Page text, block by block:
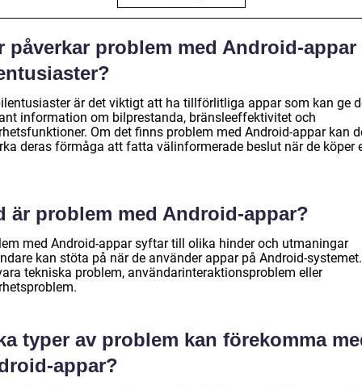
påverkar problem med Android-appar
är det viktigt att ha tillförlitliga appar som kan ge
information om bilprestanda, bränsleeffektivitet och
Om det finns problem med Android-appar kan
deras förmåga att fatta välinformerade beslut när de köper
är problem med Android-appar?
med Android-appar syftar till olika hinder och utmaningar
kan stöta på när de använder appar på Android-
tekniska problem, användarinteraktionsproblem eller
typer av problem kan förekomma
appar?